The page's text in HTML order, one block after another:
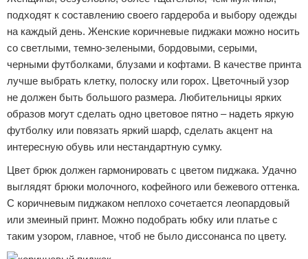
подходят к составлению своего гардероба и выбору одежды
на каждый день. Женские коричневые пиджаки можно носить
со светлыми, темно-зелеными, бордовыми, серыми,
черными футболками, блузами и кофтами. В качестве принта
лучше выбрать клетку, полоску или горох. Цветочный узор
не должен быть большого размера. Любительницы ярких
образов могут сделать одно цветовое пятно – надеть яркую
футболку или повязать яркий шарф, сделать акцент на
интересную обувь или нестандартную сумку.
Цвет брюк должен гармонировать с цветом пиджака. Удачно
выглядят брюки молочного, кофейного или бежевого оттенка.
С коричневым пиджаком неплохо сочетается леопардовый
или змеиный принт. Можно подобрать юбку или платье с
таким узором, главное, чтоб не было диссонанса по цвету.